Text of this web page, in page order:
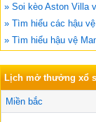
» Soi kèo Aston Villa
» Tìm hiểu các hậu
» Tìm hiểu hậu vệ
Lịch mở thưởng xổ
Miền bắc